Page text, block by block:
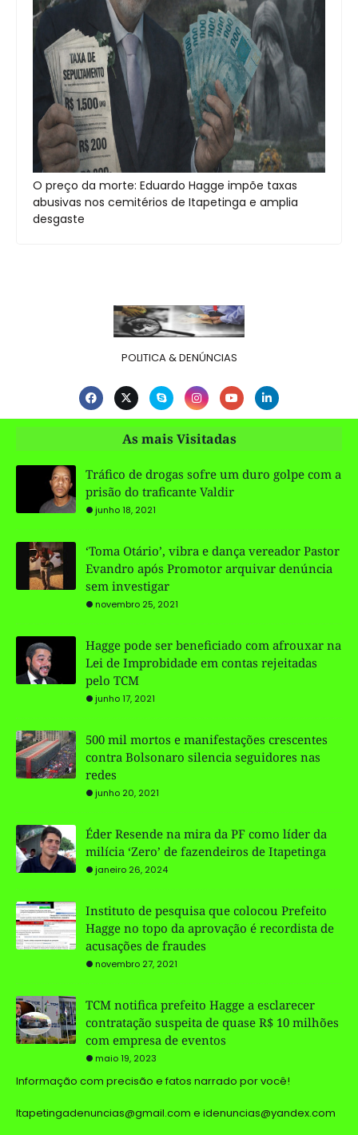
O preço da morte: Eduardo Hagge impõe taxas
abusivas nos cemitérios de Itapetinga e amplia
desgaste
POLITICA & DENÚNCIAS
As mais Visitadas
Tráfico de drogas sofre um duro golpe com a
prisão do traficante Valdir
junho 18, 2021
‘Toma Otário’, vibra e dança vereador Pastor
Evandro após Promotor arquivar denúncia
sem investigar
novembro 25, 2021
Hagge pode ser beneficiado com afrouxar na
Lei de Improbidade em contas rejeitadas
pelo TCM
junho 17, 2021
500 mil mortos e manifestações crescentes
contra Bolsonaro silencia seguidores nas
redes
junho 20, 2021
Éder Resende na mira da PF como líder da
milícia ‘Zero’ de fazendeiros de Itapetinga
janeiro 26, 2024
Instituto de pesquisa que colocou Prefeito
Hagge no topo da aprovação é recordista de
acusações de fraudes
novembro 27, 2021
TCM notifica prefeito Hagge a esclarecer
contratação suspeita de quase R$ 10 milhões
com empresa de eventos
maio 19, 2023
Informação com precisão e fatos narrado por você!
Itapetingadenuncias@gmail.com e idenuncias@yandex.com